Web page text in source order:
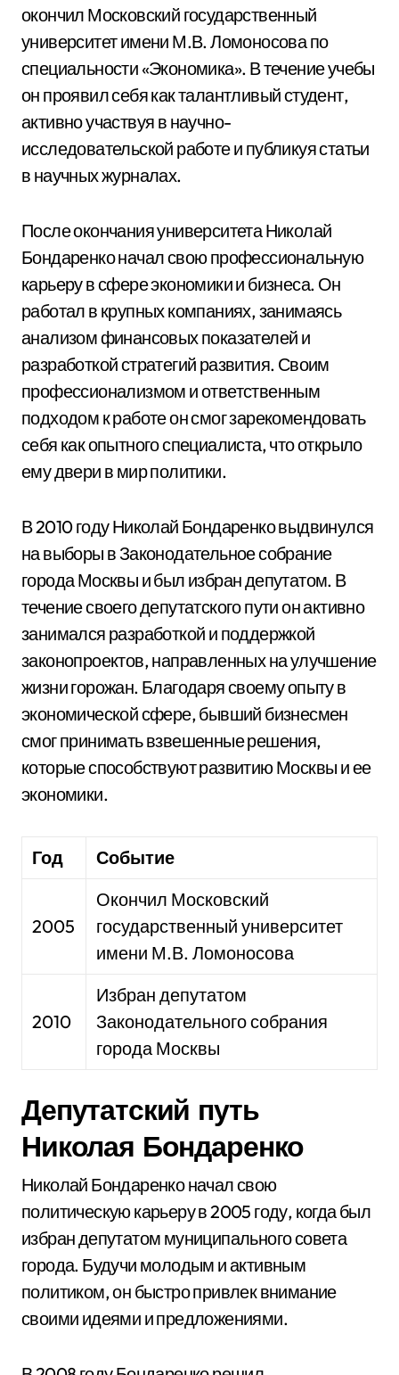
окончил Московский государственный
университет имени М.В. Ломоносова по
специальности «Экономика». В течение учебы
он проявил себя как талантливый студент,
активно участвуя в научно-
исследовательской работе и публикуя статьи
в научных журналах.
После окончания университета Николай
Бондаренко начал свою профессиональную
карьеру в сфере экономики и бизнеса. Он
работал в крупных компаниях, занимаясь
анализом финансовых показателей и
разработкой стратегий развития. Своим
профессионализмом и ответственным
подходом к работе он смог зарекомендовать
себя как опытного специалиста, что открыло
ему двери в мир политики.
В 2010 году Николай Бондаренко выдвинулся
на выборы в Законодательное собрание
города Москвы и был избран депутатом. В
течение своего депутатского пути он активно
занимался разработкой и поддержкой
законопроектов, направленных на улучшение
жизни горожан. Благодаря своему опыту в
экономической сфере, бывший бизнесмен
смог принимать взвешенные решения,
которые способствуют развитию Москвы и ее
экономики.
Год Событие
2005
Окончил Московский
государственный университет
имени М.В. Ломоносова
2010
Избран депутатом
Законодательного собрания
города Москвы
Депутатский путь
Николая Бондаренко
Николай Бондаренко начал свою
политическую карьеру в 2005 году, когда был
избран депутатом муниципального совета
города. Будучи молодым и активным
политиком, он быстро привлек внимание
своими идеями и предложениями.